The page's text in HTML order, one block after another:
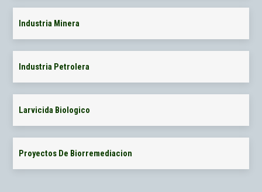
Industria Minera
Industria Petrolera
Larvicida Biologico
Proyectos De Biorremediacion